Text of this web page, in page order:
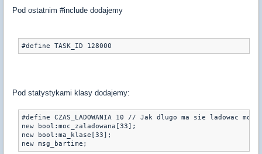
Pod ostatnim #include dodajemy
Pod statystykami klasy dodajemy:
#define CZAS_LADOWANIA 10 // Jak dlugo ma sie ladowac moc
new bool:moc_zaladowana[33];
new bool:ma_klase[33];